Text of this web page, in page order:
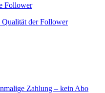
Follower
Qualität der Follower
Zahlung – kein Abo